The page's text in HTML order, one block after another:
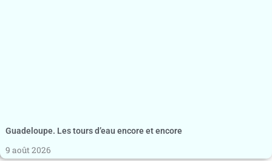
Guadeloupe. Les tours d’eau encore et encore
9 août 2026